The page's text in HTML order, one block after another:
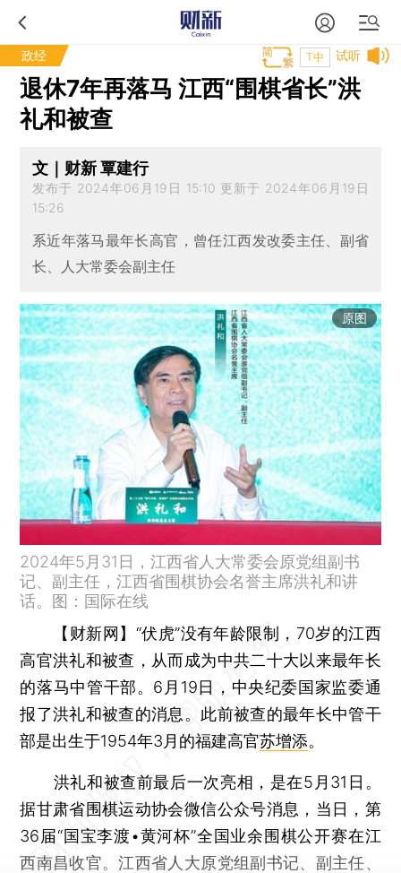
政经 试听
T中
退休7年再落马 江西“围棋省长”洪
礼和被查
文｜财新 覃建行
发布于 2024年06月19日 15:10 更新于 2024年06月19日
15:26
系近年落马最年长高官，曾任江西发改委主任、副省
长、人大常委会副主任
原图
2024年5月31日，江西省人大常委会原党组副书
记、副主任，江西省围棋协会名誉主席洪礼和讲
话。图：国际在线
【财新网】 “伏虎”没有年龄限制，70岁的江西
高官洪礼和被查，从而成为中共二十大以来最年长
的落马中管干部。6月19日，中央纪委国家监委通
报了洪礼和被查的消息。此前被查的最年长中管干
部是出生于1954年3月的福建高官苏增添。
洪礼和被查前最后一次亮相，是在5月31日。
据甘肃省围棋运动协会微信公众号消息，当日，第
36届“国宝李渡•黄河杯”全国业余围棋公开赛在江
西南昌收官。江西省人大原党组副书记、副主任、